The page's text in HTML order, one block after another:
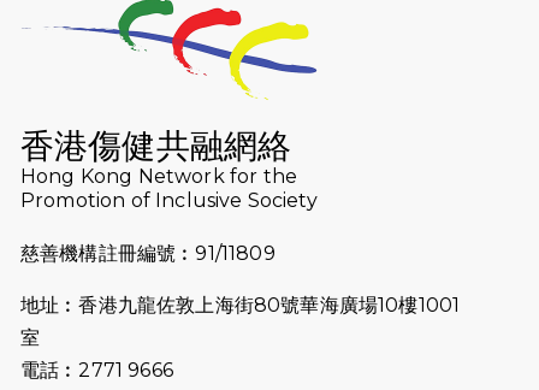
2026-07-23
猛龍長跑隊恆常練習 - 7月23日
（19:00開始）
猛龍長跑隊恆常練習 - 7月16日
2026-07-10
【猛龍戈壁118公里分享暨香港傷健共
融網絡15周年晚宴】
2026-07-09
猛龍長跑隊恆常練習 - 7月9日（19:00
2026-07-02
香港傷健共融網絡
Hong Kong Network for the
Promotion of Inclusive Society
慈善機構註冊編號︰91/11809
地址︰香港九龍佐敦上海街80號華海廣場10樓1001
室
電話︰2771 9666